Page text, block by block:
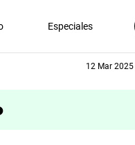
Especiales
12 Mar